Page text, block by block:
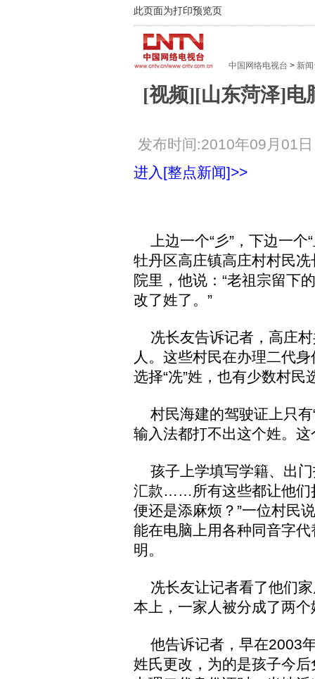
此页面为打印预览页
中国网络电视台 > 新
[视频][山东菏泽]电
发布时间:2010年09月01
进入[整点新闻]>>
上边一个“彡”，下边一个
牡丹区高庄镇高庄村村民
院里，他说：“老祖宗留下
改了姓了。”
冼长友告诉记者，高庄
人。这些村民在办理二代
选择“冼”姓，也有少数村民
村民海建的驾驶证上只有
输入法都打不出这个姓。这
孩子上学填写学籍、出门
汇款……所有这些都让他们
便还是添麻烦？”一位村民
能在电脑上用各种同音字
明。
冼长友让记者看了他们家
本上，一家人被分成了两
他告诉记者，早在2003
姓氏更改，为的是孩子今